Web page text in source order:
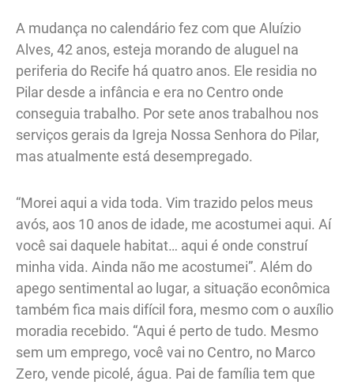
A mudança no calendário fez com que Aluízio
Alves, 42 anos, esteja morando de aluguel na
periferia do Recife há quatro anos. Ele residia no
Pilar desde a infância e era no Centro onde
conseguia trabalho. Por sete anos trabalhou nos
serviços gerais da Igreja Nossa Senhora do Pilar,
mas atualmente está desempregado.
“Morei aqui a vida toda. Vim trazido pelos meus
avós, aos 10 anos de idade, me acostumei aqui. Aí
você sai daquele habitat… aqui é onde construí
minha vida. Ainda não me acostumei”. Além do
apego sentimental ao lugar, a situação econômica
também fica mais difícil fora, mesmo com o auxílio
moradia recebido. “Aqui é perto de tudo. Mesmo
sem um emprego, você vai no Centro, no Marco
Zero, vende picolé, água. Pai de família tem que